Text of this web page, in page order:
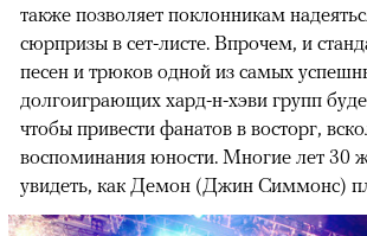
также позволяет поклонникам
сюрпризы в сет-листе. Впрочем, и
песен и трюков одной из самых
долгоиграющих хард-н-хэви групп
чтобы привести фанатов в восторг,
воспоминания юности. Многие лет 30
увидеть, как Демон (Джин Симмонс)